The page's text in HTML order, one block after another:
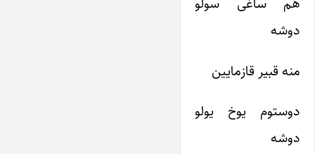
دوشه
منه قبیر قازمایین
دوستوم یوخ یولو
دوشه